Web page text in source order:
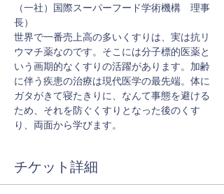
（一社）国際スーパーフード学術機構　理事
長）
世界で一番売上高の多いくすりは、実は抗リ
ウマチ薬なのです。そこには分子標的医薬と
いう画期的なくすりの活躍があります。加齢
に伴う疾患の治療は現代医学の最先端。体に
ガタがきて寝たきりに、なんて事態を避ける
ため、それを防ぐくすりとなった後のくす
り、両面から学びます。
チケット詳細